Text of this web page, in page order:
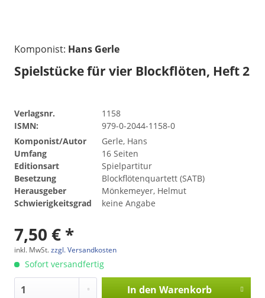
Komponist: Hans Gerle
Spielstücke für vier Blockflöten, Heft 2
Verlagsnr.
1158
ISMN:
979-0-2044-1158-0
Komponist/Autor
Gerle, Hans
Umfang
16 Seiten
Editionsart
Spielpartitur
Besetzung
Blockflötenquartett (SATB)
Herausgeber
Mönkemeyer, Helmut
Schwierigkeitsgrad
keine Angabe
7,50 € *
inkl. MwSt.zzgl. Versandkosten
Sofort versandfertig
In den Warenkorb